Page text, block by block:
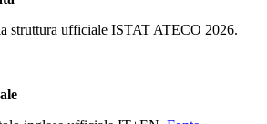
struttura ufficiale ISTAT ATECO 2026.